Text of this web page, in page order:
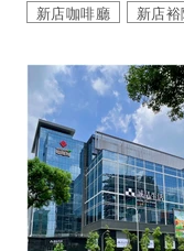
新店咖啡廳 新店